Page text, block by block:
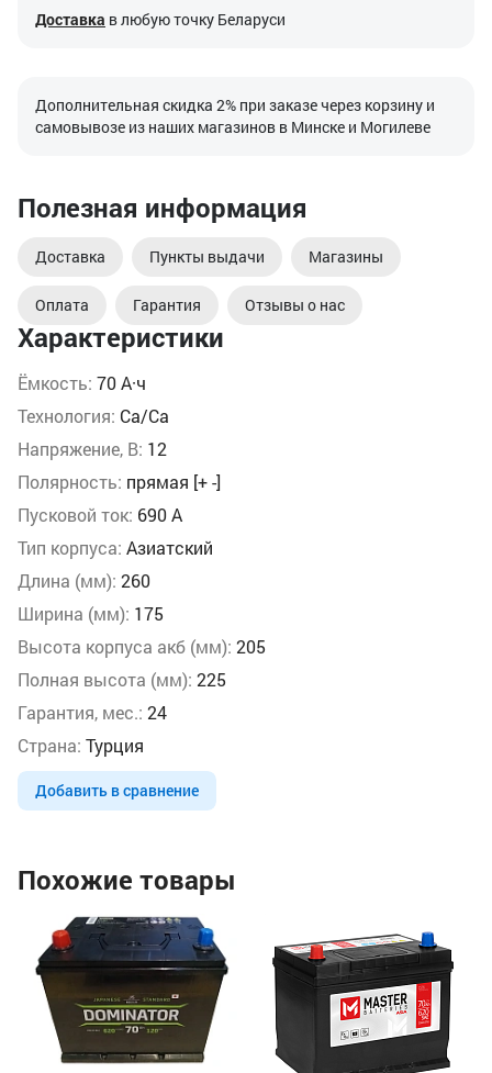
Характеристики
Ёмкость: 70 А·ч
Технология: Ca/Ca
Напряжение, В: 12
Полярность: прямая [+ -]
Пусковой ток: 690 А
Тип корпуса: Азиатский
Длина (мм): 260
Ширина (мм): 175
Высота корпуса акб (мм): 205
Полная высота (мм): 225
Гарантия, мес.: 24
Страна: Турция
Добавить в сравнение
Доставка в любую точку Беларуси
Дополнительная скидка 2% при заказе через корзину и
самовывозе из наших магазинов в Минске и Могилеве
Полезная информация
Доставка Пункты выдачи Магазины
Оплата Гарантия Отзывы о нас
Похожие товары